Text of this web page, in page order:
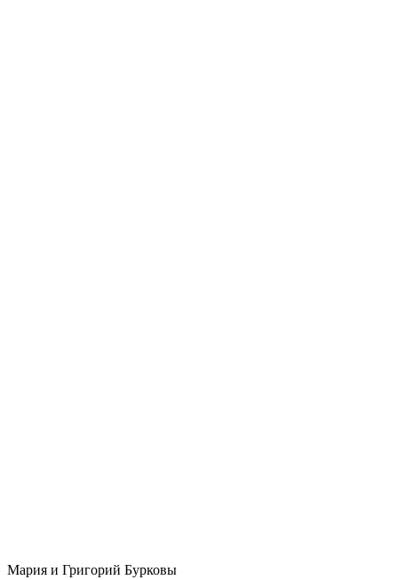
Мария и Григорий Бурковы